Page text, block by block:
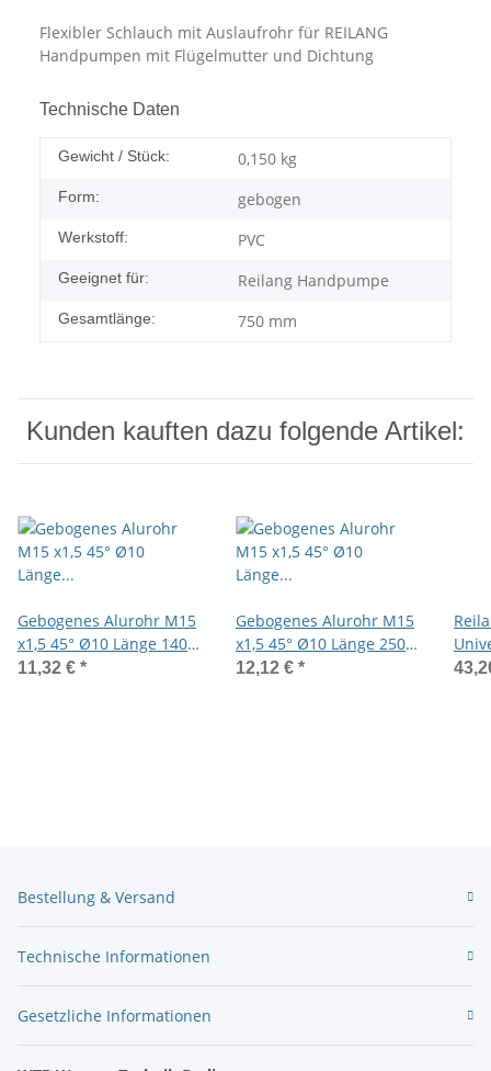
Flexibler Schlauch mit Auslaufrohr für REILANG
Handpumpen mit Flügelmutter und Dichtung
Technische Daten
Gewicht / Stück: 0,150 kg
Form: gebogen
Werkstoff: PVC
Geeignet für: Reilang Handpumpe
Gesamtlänge: 750 mm
Kunden kauften dazu folgende Artikel:
Gebogenes Alurohr M15
x1,5 45° Ø10 Länge 140
für Reilang Handpumpe
11,32 € *
Gebogenes Alurohr M15
x1,5 45° Ø10 Länge 250
für Reilang Handpumpe
12,12 € *
Bestellung & Versand
Technische Informationen
Gesetzliche Informationen